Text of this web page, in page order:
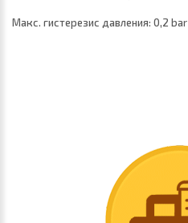
Макс. гистерезис давления: 0,2 bar